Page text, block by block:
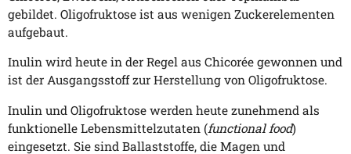
gebildet. Oligofruktose ist aus wenigen Zuckerelementen
aufgebaut.
Inulin wird heute in der Regel aus Chicorée gewonnen und
ist der Ausgangsstoff zur Herstellung von Oligofruktose.
Inulin und Oligofruktose werden heute zunehmend als
funktionelle Lebensmittelzutaten (functional food)
eingesetzt. Sie sind Ballaststoffe, die Magen und